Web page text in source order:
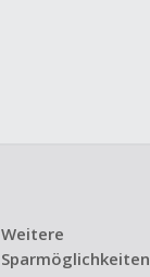
Weitere
Sparmöglichkeiten